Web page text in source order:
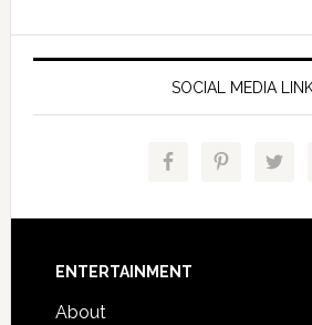
SOCIAL MEDIA
Footer
ENTERTAINMENT
About